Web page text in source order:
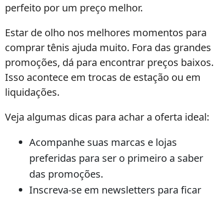
perfeito por um preço melhor.
Estar de olho nos melhores momentos para
comprar tênis ajuda muito. Fora das grandes
promoções, dá para encontrar preços baixos.
Isso acontece em trocas de estação ou em
liquidações.
Veja algumas dicas para achar a oferta ideal:
Acompanhe suas marcas e lojas
preferidas para ser o primeiro a saber
das promoções.
Inscreva-se em newsletters para ficar